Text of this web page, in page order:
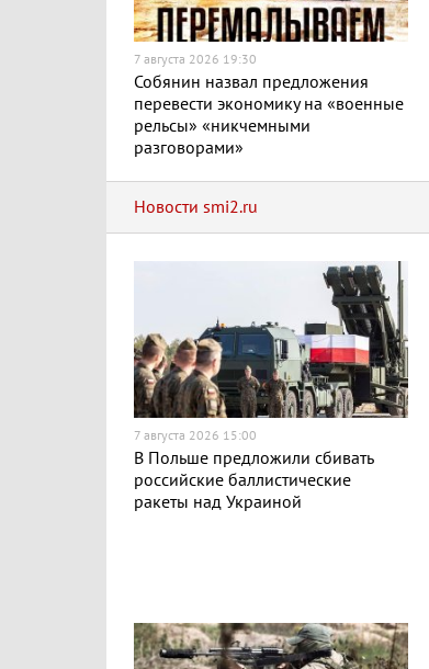
7 августа 2026 19:30
Собянин назвал предложения
перевести экономику на «военные
рельсы» «никчемными
разговорами»
Новости smi2.ru
7 августа 2026 15:00
В Польше предложили сбивать
российские баллистические
ракеты над Украиной